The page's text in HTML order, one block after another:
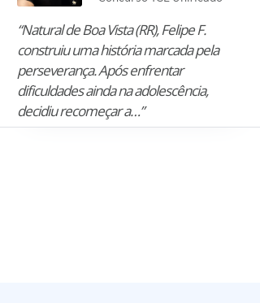
“Natural de Boa Vista (RR), Felipe F.
construiu uma história marcada pela
perseverança. Após enfrentar
dificuldades ainda na adolescência,
decidiu recomeçar a…”